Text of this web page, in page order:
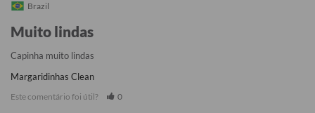
Brazil
Muito lindas
Capinha muito lindas
Margaridinhas Clean
Este comentário foi útil? 0